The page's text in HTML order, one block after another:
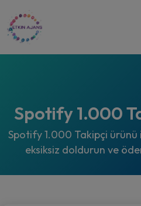
Spotify 1.000
Spotify 1.000 Takipçi
eksiksiz doldurun ve